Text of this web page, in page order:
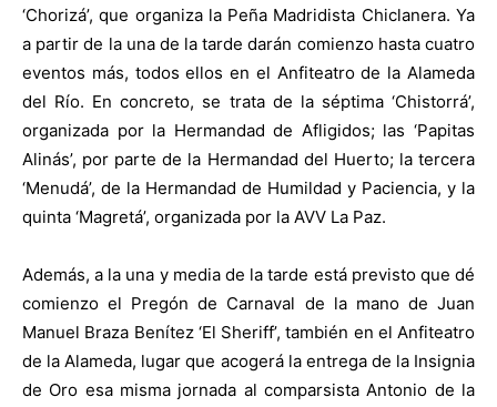
‘Chorizá’, que organiza la Peña Madridista Chiclanera. Ya
a partir de la una de la tarde darán comienzo hasta cuatro
eventos más, todos ellos en el Anfiteatro de la Alameda
del Río. En concreto, se trata de la séptima ‘Chistorrá’,
organizada por la Hermandad de Afligidos; las ‘Papitas
Alinás’, por parte de la Hermandad del Huerto; la tercera
‘Menudá’, de la Hermandad de Humildad y Paciencia, y la
quinta ‘Magretá’, organizada por la AVV La Paz.
Además, a la una y media de la tarde está previsto que dé
comienzo el Pregón de Carnaval de la mano de Juan
Manuel Braza Benítez ‘El Sheriff’, también en el Anfiteatro
de la Alameda, lugar que acogerá la entrega de la Insignia
de Oro esa misma jornada al comparsista Antonio de la